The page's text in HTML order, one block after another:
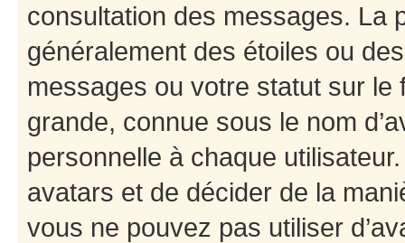
consultation des messages. La
généralement des étoiles ou
messages ou votre statut sur
grande, connue sous le nom
personnelle à chaque utilisateur.
avatars et de décider de la
vous ne pouvez pas utiliser